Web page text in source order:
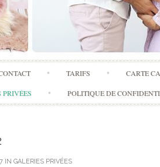
Skip
to
content
TARIFS CARTE
PRIVÉES POLITIQUE DE
IN GALERIES PRIVÉES